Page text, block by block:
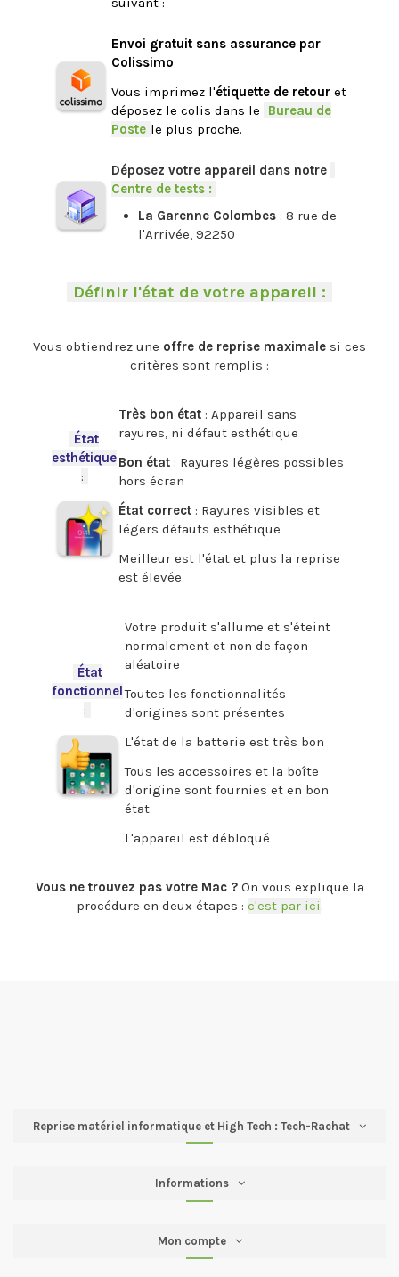
Envoi gratuit sans assurance par
Colissimo
Vous imprimez l'étiquette de retour et
déposez le colis dans le
Bureau de
Poste le plus proche.
Déposez votre appareil dans notre
Centre de tests :
La Garenne Colombes : 8 rue de
l'Arrivée, 92250
Définir l'état de votre appareil :
Vous obtiendrez une offre de reprise maximale si ces
critères sont remplis :
État
esthétique
:
Très bon état : Appareil sans
rayures, ni défaut esthétique
Bon état : Rayures légères possibles
hors écran
État correct : Rayures visibles et
légers défauts esthétique
Meilleur est l'état et plus la reprise
est élevée
État
fonctionnel
:
Votre produit s'allume et s'éteint
normalement et non de façon
aléatoire
Toutes les fonctionnalités
d'origines sont présentes
L'état de la batterie est très bon
Tous les accessoires et la boîte
d'origine sont fournies et en bon
état
L'appareil est débloqué
Vous ne trouvez pas votre Mac ?On vous explique la
procédure en deux étapes : c'est par ici.
Reprise matériel informatique et High Tech : Tech-Rachat
Informations
Mon compte